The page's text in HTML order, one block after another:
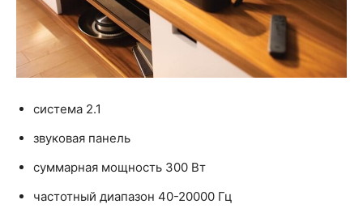
система 2.1
звуковая панель
суммарная мощность 300 Вт
частотный диапазон 40-20000 Гц